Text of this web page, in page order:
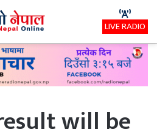
LIVE RADIO
will be